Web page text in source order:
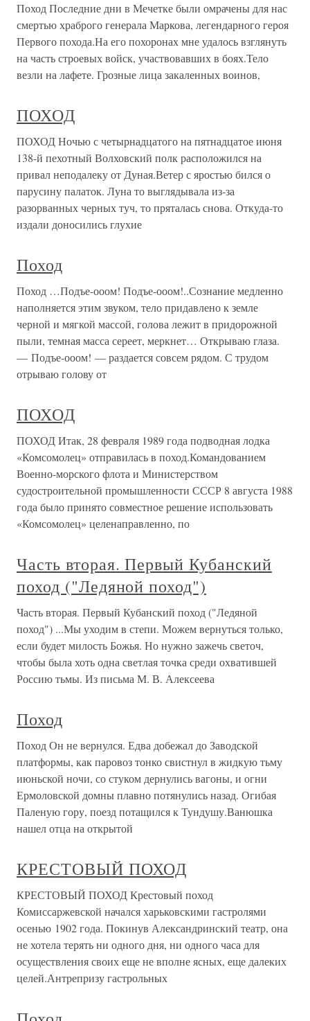
Поход Последние дни в Мечетке были омрачены для нас
смертью храброго генерала Маркова, легендарного героя
Первого похода.На его похоронах мне удалось взглянуть
на часть строевых войск, участвовавших в боях.Тело
везли на лафете. Грозные лица закаленных воинов,
ПОХОД
ПОХОД Ночью с четырнадцатого на пятнадцатое июня
138-й пехотный Волховский полк расположился на
привал неподалеку от Дуная.Ветер с яростью бился о
парусину палаток. Луна то выглядывала из-за
разорванных черных туч, то пряталась снова. Откуда-то
издали доносились глухие
Поход
Поход …Подъе-ооом! Подъе-ооом!..Сознание медленно
наполняется этим звуком, тело придавлено к земле
черной и мягкой массой, голова лежит в придорожной
пыли, темная масса сереет, меркнет… Открываю глаза.
— Подъе-ооом! — раздается совсем рядом. С трудом
отрываю голову от
ПОХОД
ПОХОД Итак, 28 февраля 1989 года подводная лодка
«Комсомолец» отправилась в поход.Командованием
Военно-морского флота и Министерством
судостроительной промышленности СССР 8 августа 1988
года было принято совместное решение использовать
«Комсомолец» целенаправленно, по
Часть вторая. Первый Кубанский
поход ("Ледяной поход")
Часть вторая. Первый Кубанский поход ("Ледяной
поход") ...Мы уходим в степи. Можем вернуться только,
если будет милость Божья. Но нужно зажечь светоч,
чтобы была хоть одна светлая точка среди охватившей
Россию тьмы. Из письма М. В. Алексеева
Поход
Поход Он не вернулся. Едва добежал до Заводской
платформы, как паровоз тонко свистнул в жидкую тьму
июньской ночи, со стуком дернулись вагоны, и огни
Ермоловской домны плавно потянулись назад. Огибая
Паленую гору, поезд потащился к Тундушу.Ванюшка
нашел отца на открытой
КРЕСТОВЫЙ ПОХОД
КРЕСТОВЫЙ ПОХОД Крестовый поход
Комиссаржевской начался харьковскими гастролями
осенью 1902 года. Покинув Александринский театр, она
не хотела терять ни одного дня, ни одного часа для
осуществления своих еще не вполне ясных, еще далеких
целей.Антрепризу гастрольных